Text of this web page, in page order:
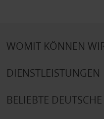
WOMIT KÖNNEN
DIENSTLEISTUNGEN
BELIEBTE